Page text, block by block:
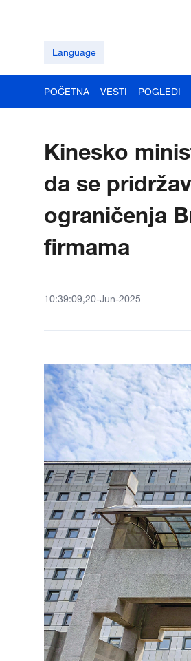
Language
POČETNA VESTI POGLEDI
Kinesko
da se
ograničenja
firmama
10:39:09,20-Jun-2025